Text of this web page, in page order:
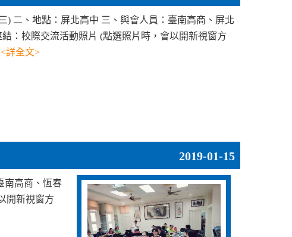
) 二、地點：屏北高中 三、與會人員：臺南高商、屏北
：校際交流活動照片 (點選照片時，會以開新視窗方
<詳全文>
2019-01-15
南高商、恆春
開新視窗方